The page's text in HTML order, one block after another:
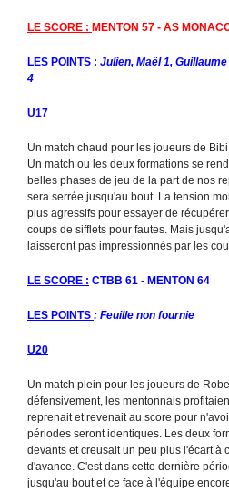
LE SCORE : MENTON 57 - AS
LES POINTS : Julien, Maël 1,
4
U17
Un match chaud pour les joueurs de
Un match ou les deux formations se
belles phases de jeu de la part de nos
sera serrée jusqu'au bout. La tension
plus agressifs pour essayer de
coups de sifflets pour fautes. Mais
laisseront pas impressionnés par les
LE SCORE : CTBB 61 - MENTON 64
LES POINTS : Feuille non fournie
U20
Un match plein pour les joueurs de
défensivement, les mentonnais
reprenait et revenait au score pour
périodes seront identiques. Les deux
devants et creusait un peu plus l'écart
d'avance. C'est dans cette dernière
jusqu'au bout et ce face à l'équipe